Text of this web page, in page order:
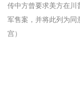
传中方曾要求美方在川
军售案，并将此列为同
宫）